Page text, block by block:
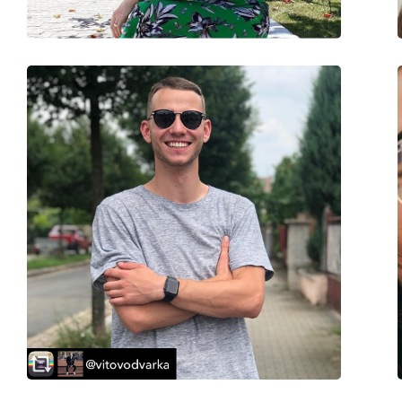
Флексибилни панти:
Не
Аксесоари
Кутия:
Не
Кърпичка за почистване:
Други
Пол:
Мъжки
Категория:
Слънчеви очила
Марка:
Armani Exchange
Предназначение:
Мода
Код:
0AX4106S 815880